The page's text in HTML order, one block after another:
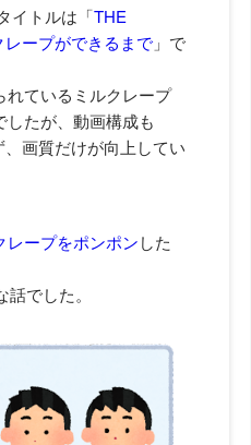
イトルは「THE
ープができるまで 」で
れているミルクレープ
たが、動画構成も
画質だけが向上してい
レープをポンポンした
でした。